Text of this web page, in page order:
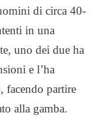
di circa 40-
in una
uno dei due ha
e l’ha
facendo partire
alla gamba.